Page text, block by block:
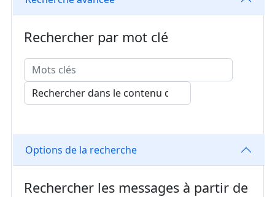
Rechercher par mot clé
Options de la recherche
Rechercher les messages à partir de